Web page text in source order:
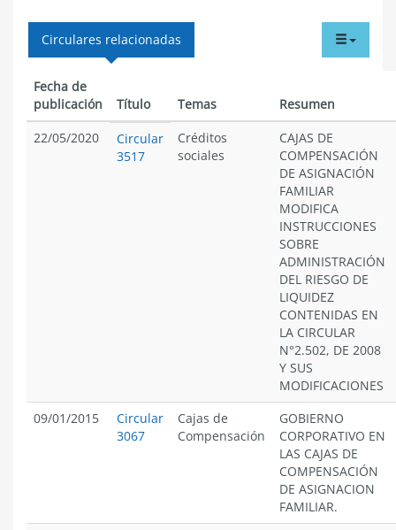
menu
Circulares relacionadas
Fecha de
publicación
Título Temas
Resumen
22/05/2020
Circular
3517
Créditos
sociales
CAJAS DE
COMPENSACIÓN
DE ASIGNACIÓN
FAMILIAR
MODIFICA
INSTRUCCIONES
SOBRE
ADMINISTRACIÓN
DEL RIESGO DE
LIQUIDEZ
CONTENIDAS EN
LA CIRCULAR
N°2.502, DE 2008
Y SUS
MODIFICACIONES
09/01/2015
Circular
3067
Cajas de
Compensación
GOBIERNO
CORPORATIVO EN
LAS CAJAS DE
COMPENSACIÓN
DE ASIGNACION
FAMILIAR.